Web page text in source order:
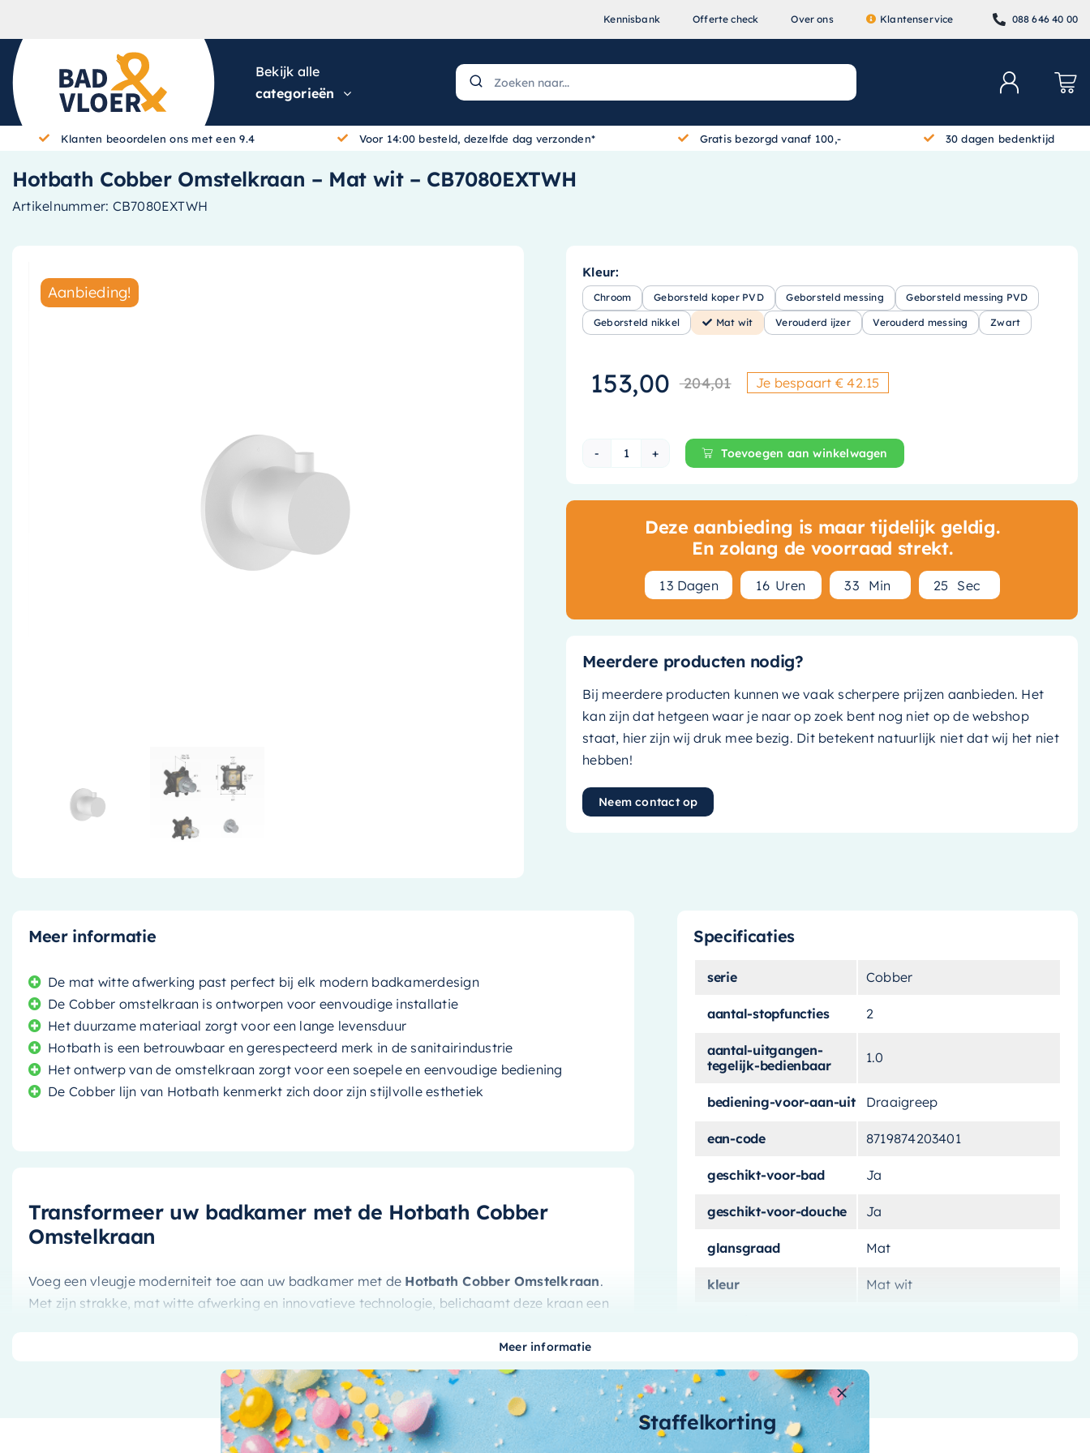
Kennisbank Offerte check Over ons Klantenservice 088 646 40 00
Bekijk alle
categorieën
Klanten beoordelen ons met een 9.4 Voor 14:00 besteld, dezelfde dag verzonden* Gratis bezorgd vanaf 100,- 30 dagen bedenktijd
Hotbath Cobber Omstelkraan – Mat wit – CB7080EXTWH
Artikelnummer: CB7080EXTWH
Aanbieding!
Kleur:
Chroom Geborsteld koper PVD Geborsteld messing Geborsteld messing PVD
Geborsteld nikkel Mat wit Verouderd ijzer Verouderd messing Zwart
204,01Oorspronkelijke prijs was: €
153,00 Huidige prijs is: € 153,00.
Je bespaart € 42.15
Hotbath Cobber Omstelkraan - Mat wit - CB7080EXTWH aantal
Toevoegen aan winkelwagen
Deze aanbieding is maar tijdelijk geldig.
En zolang de voorraad strekt.
13 Dagen 16 Uren 33 Min 23 Sec
Meerdere producten nodig?
Bij meerdere producten kunnen we vaak scherpere prijzen aanbieden. Het
kan zijn dat hetgeen waar je naar op zoek bent nog niet op de webshop
staat, hier zijn wij druk mee bezig. Dit betekent natuurlijk niet dat wij het niet
hebben!
Neem contact op
Meer informatie
De mat witte afwerking past perfect bij elk modern badkamerdesign
De Cobber omstelkraan is ontworpen voor eenvoudige installatie
Het duurzame materiaal zorgt voor een lange levensduur
Hotbath is een betrouwbaar en gerespecteerd merk in de sanitairindustrie
Het ontwerp van de omstelkraan zorgt voor een soepele en eenvoudige bediening
De Cobber lijn van Hotbath kenmerkt zich door zijn stijlvolle esthetiek
Transformeer uw badkamer met de Hotbath Cobber
Omstelkraan
Voeg een vleugje moderniteit toe aan uw badkamer met de Hotbath Cobber Omstelkraan.
Met zijn strakke, mat witte afwerking en innovatieve technologie, belichaamt deze kraan een
sanitairindustrie, staat bekend om zijn kwalitatief hoogwaardige producten, en de Cobber
Omstelkraan is daar geen uitzondering op.
Optimale prestaties en stijl
Specificaties
serie Cobber
aantal-stopfuncties 2
aantal-uitgangen-
tegelijk-bedienbaar
1.0
bediening-voor-aan-uit Draaigreep
ean-code 8719874203401
geschikt-voor-bad Ja
geschikt-voor-douche Ja
glansgraad Mat
kleur Mat wit
merk Hotbath
met-douchegarnituur
Meer informatie
Staffelkorting